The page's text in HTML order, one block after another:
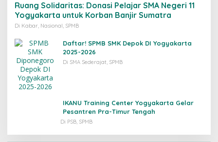
Ruang Solidaritas: Donasi Pelajar SMA Negeri 11
Yogyakarta untuk Korban Banjir Sumatra
Di Kabar, Nasional, SPMB
Daftar! SPMB SMK Depok DI Yogyakarta
2025-2026
Di SMA Sederajat, SPMB
IKANU Training Center Yogyakarta Gelar
Pesantren Pra-Timur Tengah
Di PSB, SPMB